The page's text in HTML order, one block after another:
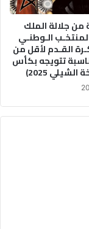
من جلالة الملك
الـوطنـي
القـدم لأقل من
تتويجه بكأس
2025)